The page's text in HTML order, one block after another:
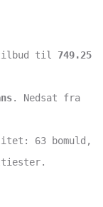
til 749.25
. Nedsat fra
63 bomuld,